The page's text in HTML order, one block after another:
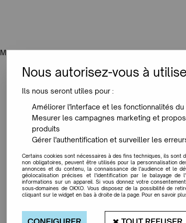
MOBILIER LUMINAIRES JARDIN MAISON
Chigiotti
Nous autorisez-vous à
Ils nous seront utiles pour :
Améliorer l'interface et les fonctionnalités du
Mesurer les campagnes marketing et
produits
Gérer l'authentification et surveiller les
Certains cookies sont nécessaires à des fins techniques, ils sont
non obligatoires, peuvent être utilisés pour la personnalisation
annonces et du contenu, la connaissance de l'audience et le
géolocalisation précises et l'identification par le balayage
informations sur un appareil. Si vous donnez votre
sous-domaines de OKXO. Vous disposez de la possibilité de
cliquant sur le widget en bas à droite de la page. Pour en savoir